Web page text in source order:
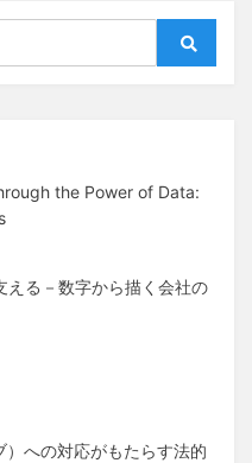
検
the Power of Data:
える－数字から描く会社の
への対応がもたらす法的